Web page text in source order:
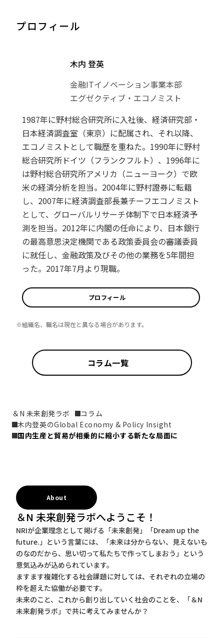
プロフィール
木内 登英
金融ITイノベーション事業本部
エグゼクティブ・エコノミスト
1987年に野村総合研究所に入社後、経済研究部・
日本経済調査室（東京）に配属され、それ以降、
エコノミストとして職歴を重ねた。1990年に野村
総合研究所ドイツ（フランクフルト）、1996年に
は野村総合研究所アメリカ（ニューヨーク）で欧
米の経済分析を担当。2004年に野村證券に転籍
し、2007年に経済調査部長兼チーフエコノミスト
として、グローバルリサーチ体制下で日本経済予
測を担当。2012年に内閣の任命により、日本銀行
の最高意思決定機関である政策委員会の審議委員
に就任し、金融政策及びその他の業務を5年間担
った。2017年7月より現職。
プロフィール
※組織名、職名は現在と異なる場合があります。
コラム一覧
＆N 未来創発ラボ
コラム
木内登英のGlobal Economy & Policy Insight
国内生産と貿易が相乗的に縮小する新たな局面に
About
＆N 未来創発ラボへようこそ！
NRIが企業理念として掲げる「未来創発」「Dream up the
future.」という言葉には、「未来は分からない、見えないも
のなのだから、思い切って私たちで作ってしまおう」という
意気込みが込められています。
ますます複雑化する社会課題に対しては、それぞれの立場の
枠を超えた協働が必要です。
未来のこと、これから創り出していく社会のことを、「＆N
未来創発ラボ」で共に考えてみませんか？